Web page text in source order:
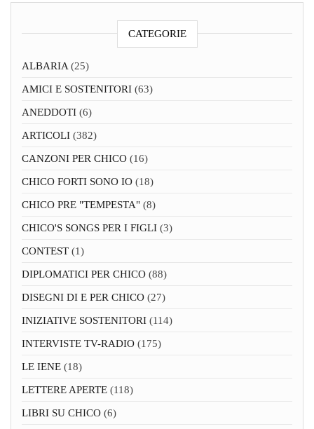
CATEGORIE
ALBARIA (25)
AMICI E SOSTENITORI (63)
ANEDDOTI (6)
ARTICOLI (382)
CANZONI PER CHICO (16)
CHICO FORTI SONO IO (18)
CHICO PRE "TEMPESTA" (8)
CHICO'S SONGS PER I FIGLI (3)
CONTEST (1)
DIPLOMATICI PER CHICO (88)
DISEGNI DI E PER CHICO (27)
INIZIATIVE SOSTENITORI (114)
INTERVISTE TV-RADIO (175)
LE IENE (18)
LETTERE APERTE (118)
LIBRI SU CHICO (6)